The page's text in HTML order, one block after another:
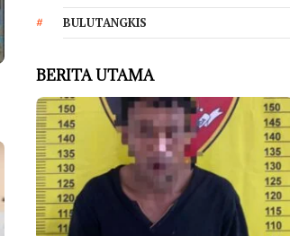
BULUTANGKIS
BERITA UTAMA